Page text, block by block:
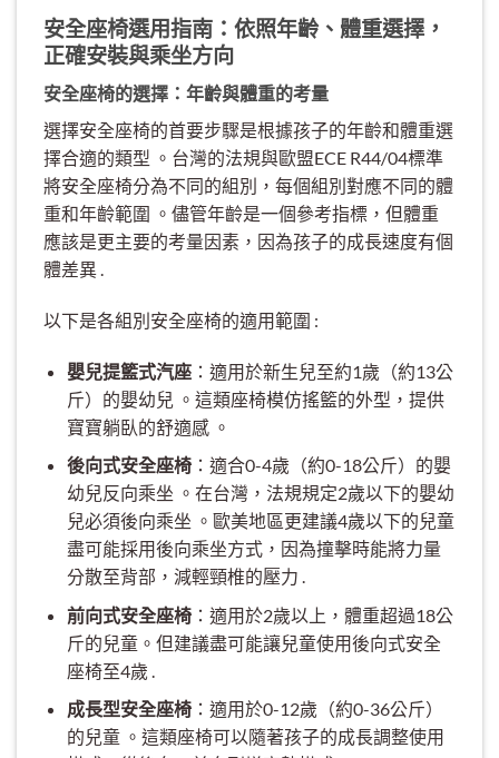
安全座椅選用指南：依照年齡、體重選擇，
正確安裝與乘坐方向
安全座椅的選擇：年齡與體重的考量
選擇安全座椅的首要步驟是根據孩子的年齡和體重選
擇合適的類型 。台灣的法規與歐盟ECE R44/04標準
將安全座椅分為不同的組別，每個組別對應不同的體
重和年齡範圍 。儘管年齡是一個參考指標，但體重
應該是更主要的考量因素，因為孩子的成長速度有個
體差異 .
以下是各組別安全座椅的適用範圍 :
嬰兒提籃式汽座：適用於新生兒至約1歲（約13公
斤）的嬰幼兒 。這類座椅模仿搖籃的外型，提供
寶寶躺臥的舒適感 。
後向式安全座椅：適合0-4歲（約0-18公斤）的嬰
幼兒反向乘坐 。在台灣，法規規定2歲以下的嬰幼
兒必須後向乘坐 。歐美地區更建議4歲以下的兒童
盡可能採用後向乘坐方式，因為撞擊時能將力量
分散至背部，減輕頸椎的壓力 .
前向式安全座椅：適用於2歲以上，體重超過18公
斤的兒童。但建議盡可能讓兒童使用後向式安全
座椅至4歲 .
成長型安全座椅：適用於0-12歲（約0-36公斤）
的兒童 。這類座椅可以隨著孩子的成長調整使用